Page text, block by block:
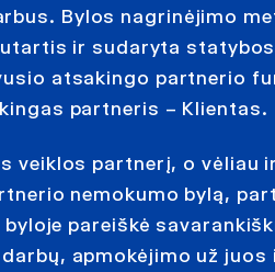
Bylos nagrinėjimo
ir sudaryta
atsakingo partnerio
partneris – Klientas.
veiklos partnerį, o vėliau
nemokumo bylą,
pareiškė
apmokėjimo už